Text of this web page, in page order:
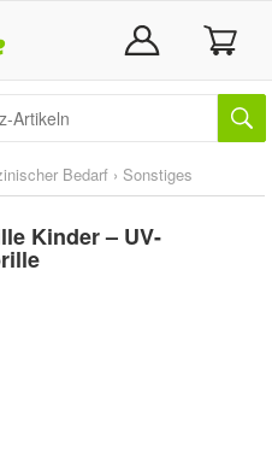
Bedarf › Sonstiges
Kinder – UV-